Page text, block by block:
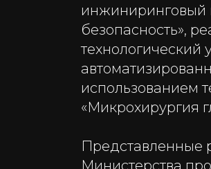
инжиниринговый
безопасность»,
технологический
использованием
«Микрохирургия
Представленные
Министерства